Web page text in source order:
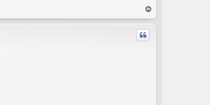
o
p